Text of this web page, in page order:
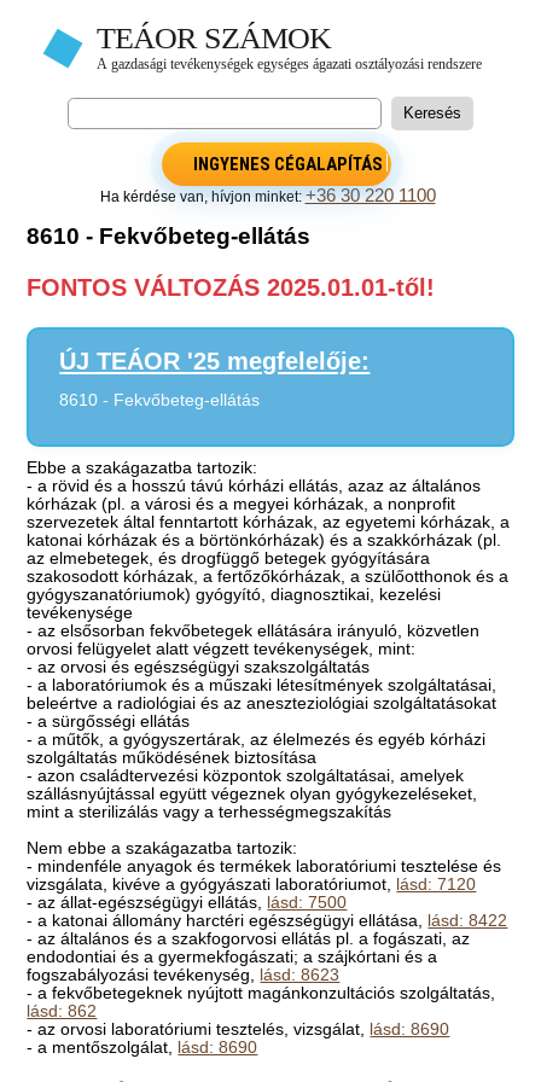
INGYENES CÉGALAPÍTÁS
Ha kérdése van, hívjon minket:+36 30 220 1100
8610 - Fekvőbeteg-ellátás
FONTOS VÁLTOZÁS 2025.01.01-től!
ÚJ TEÁOR '25 megfelelője:
8610 - Fekvőbeteg-ellátás
Ebbe a szakágazatba tartozik:
- a rövid és a hosszú távú kórházi ellátás, azaz az általános
kórházak (pl. a városi és a megyei kórházak, a nonprofit
szervezetek által fenntartott kórházak, az egyetemi kórházak, a
katonai kórházak és a börtönkórházak) és a szakkórházak (pl.
az elmebetegek, és drogfüggő betegek gyógyítására
szakosodott kórházak, a fertőzőkórházak, a szülőotthonok és a
gyógyszanatóriumok) gyógyító, diagnosztikai, kezelési
tevékenysége
- az elsősorban fekvőbetegek ellátására irányuló, közvetlen
orvosi felügyelet alatt végzett tevékenységek, mint:
- az orvosi és egészségügyi szakszolgáltatás
- a laboratóriumok és a műszaki létesítmények szolgáltatásai,
beleértve a radiológiai és az aneszteziológiai szolgáltatásokat
- a sürgősségi ellátás
- a műtők, a gyógyszertárak, az élelmezés és egyéb kórházi
szolgáltatás működésének biztosítása
- azon családtervezési központok szolgáltatásai, amelyek
szállásnyújtással együtt végeznek olyan gyógykezeléseket,
mint a sterilizálás vagy a terhességmegszakítás
Nem ebbe a szakágazatba tartozik:
- mindenféle anyagok és termékek laboratóriumi tesztelése és
vizsgálata, kivéve a gyógyászati laboratóriumot, lásd: 7120
- az állat-egészségügyi ellátás, lásd: 7500
- a katonai állomány harctéri egészségügyi ellátása, lásd: 8422
- az általános és a szakfogorvosi ellátás pl. a fogászati, az
endodontiai és a gyermekfogászati; a szájkórtani és a
fogszabályozási tevékenység, lásd: 8623
- a fekvőbetegeknek nyújtott magánkonzultációs szolgáltatás,
lásd: 862
- az orvosi laboratóriumi tesztelés, vizsgálat, lásd: 8690
- a mentőszolgálat, lásd: 8690